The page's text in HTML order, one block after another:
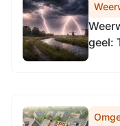
geel: